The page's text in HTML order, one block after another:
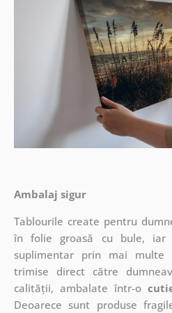
Ambalaj sigur
Tablourile create pentru
în folie groasă cu bule, iar
suplimentar prin mai
trimise direct către
calității, ambalate într-o
Deoarece sunt produse